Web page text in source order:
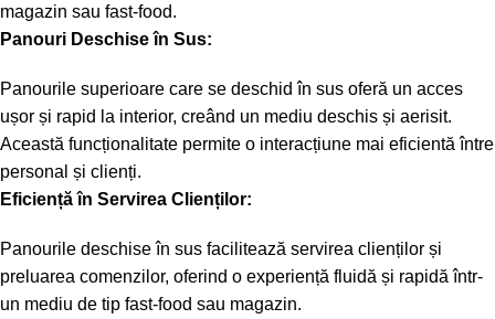
magazin sau fast-food.
Panouri Deschise în Sus:
Panourile superioare care se deschid în sus oferă un acces
ușor și rapid la interior, creând un mediu deschis și aerisit.
Această funcționalitate permite o interacțiune mai eficientă între
personal și clienți.
Eficiență în Servirea Clienților:
Panourile deschise în sus facilitează servirea clienților și
preluarea comenzilor, oferind o experiență fluidă și rapidă într-
un mediu de tip fast-food sau magazin.